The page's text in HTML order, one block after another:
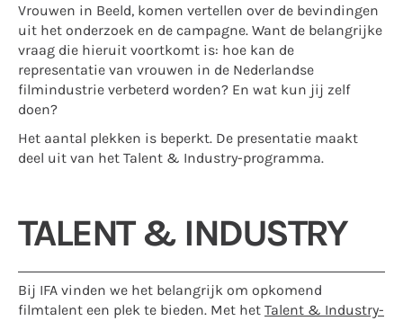
Vrouwen in Beeld, komen vertellen over de bevindingen
uit het onderzoek en de campagne. Want de belangrijke
vraag die hieruit voortkomt is: hoe kan de
representatie van vrouwen in de Nederlandse
filmindustrie verbeterd worden? En wat kun jij zelf
doen?
Het aantal plekken is beperkt. De presentatie maakt
deel uit van het Talent & Industry-programma.
TALENT & INDUSTRY
Bij IFA vinden we het belangrijk om opkomend
filmtalent een plek te bieden. Met het Talent & Industry-